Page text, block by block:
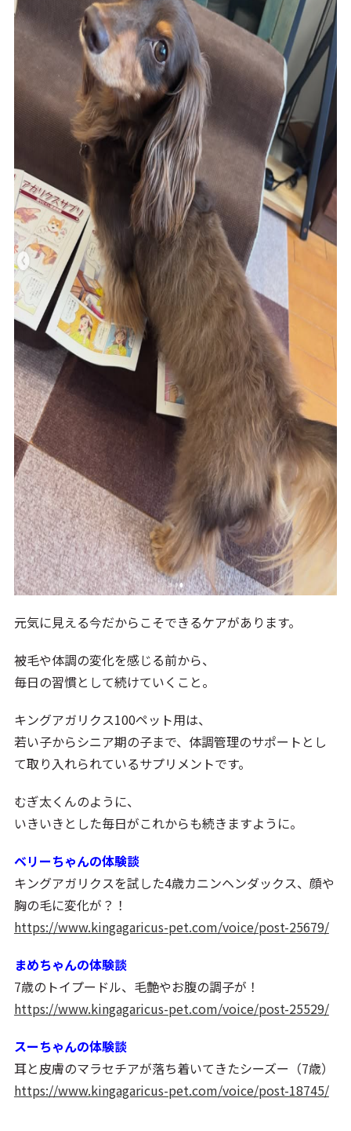
元気に見える今だからこそできるケアがあります。
被毛や体調の変化を感じる前から、
毎日の習慣として続けていくこと。
キングアガリクス100ペット用は、
若い子からシニア期の子まで、体調管理のサポートとし
て取り入れられているサプリメントです。
むぎ太くんのように、
いきいきとした毎日がこれからも続きますように。
ベリーちゃんの体験談
キングアガリクスを試した4歳カニンヘンダックス、顔や
胸の毛に変化が？！
https://www.kingagaricus-pet.com/voice/post-25679/
まめちゃんの体験談
7歳のトイプードル、毛艶やお腹の調子が！
https://www.kingagaricus-pet.com/voice/post-25529/
スーちゃんの体験談
耳と皮膚のマラセチアが落ち着いてきたシーズー（7歳）
https://www.kingagaricus-pet.com/voice/post-18745/